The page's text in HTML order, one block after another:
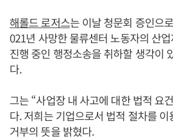
해롤드 로저스는 이날 청문회 증인으
021년 사망한 물류센터 노동자의 산
진행 중인 행정소송을 취하할 생각이
다.
그는 “사업장 내 사고에 대한 법적 요
다. 저희는 기업으로서 법적 절차를
거부의 뜻을 밝혔다.